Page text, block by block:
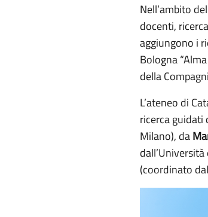
Nell’ambito
docenti,
aggiungono i
Bologna
della
L’ateneo di
ricerca guidati
Milano), da
dall’Università
(coordinato